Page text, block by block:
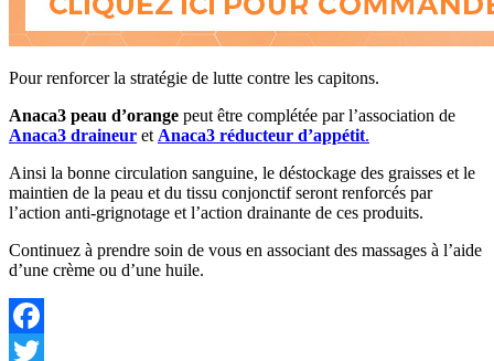
Pour renforcer la stratégie de lutte contre les capitons.
Anaca3 peau d’orange peut être complétée par l’association de
Anaca3 draineur et Anaca3 réducteur d’appétit.
Ainsi la bonne circulation sanguine, le déstockage des graisses et le
maintien de la peau et du tissu conjonctif seront renforcés par
l’action anti-grignotage et l’action drainante de ces produits.
Continuez à prendre soin de vous en associant des massages à l’aide
d’une crème ou d’une huile.
Facebook